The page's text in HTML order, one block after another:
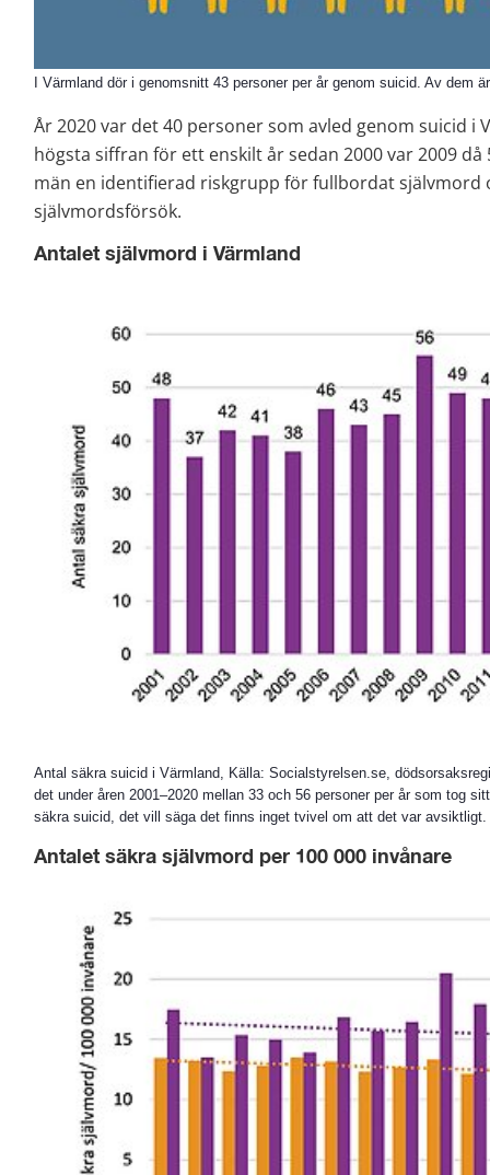
I Värmland dör i genomsnitt 43 personer per år genom suicid. Av dem
År 2020 var det 40 personer som avled genom suicid i
högsta siffran för ett enskilt år sedan 2000 var 2009
män en identifierad riskgrupp för fullbordat självmord
självmordsförsök.
Antalet självmord i Värmland
Antal säkra suicid i Värmland, Källa: Socialstyrelsen.se,
det under åren 2001–2020 mellan 33 och 56 personer per år som tog
säkra suicid, det vill säga det finns inget tvivel om att det var avsiktligt.
Antalet säkra självmord per 100 000 invånare